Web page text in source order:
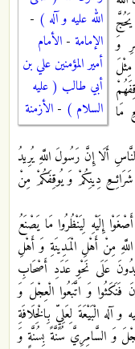
الله عليه و آله ) -
الإمامة - الأمام
أمير المؤمنين علي بن
أبي طالب ( عليه
السلام ) - الأزمنة
وَ
مَا
أَلَا إِنَّ رَسُولَ اللَّهِ يُرِيدُ
دِينِكُمْ وَ يُوقِفَكُمْ مِنْ
إِلَيْهِ لِيَنْظُرُوا مَا يَصْنَعُ
مِنْ أَهْلِ الْمَدِينَةِ وَ أَهْلِ
عَلَى نَحْوِ عَدَدِ أَصْحَابِ
وَ اتَّبَعُوا الْعِجْلَ وَ
الْبَيْعَةَ لِعَلِيٍّ بِالْخِلَافَةِ
وَ السَّامِرِيَّ سُنَّةً بِسُنَّةٍ وَ